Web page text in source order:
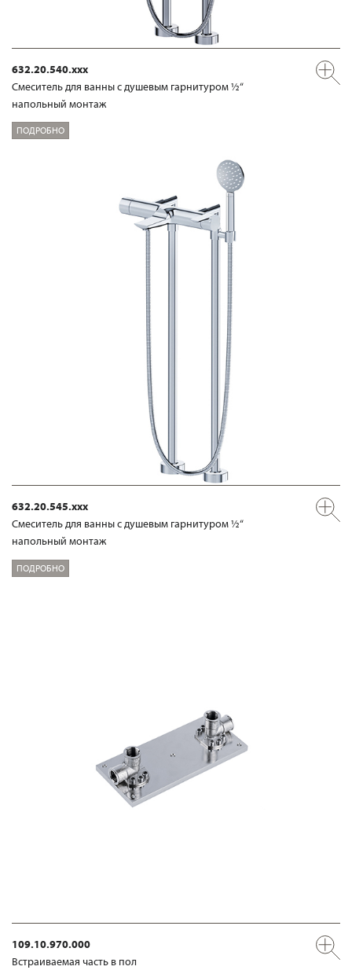
632.20.540.xxx
Смеситель для ванны с душевым гарнитуром ½“
напольный монтаж
ПОДРОБНО
632.20.545.xxx
Смеситель для ванны с душевым гарнитуром ½“
напольный монтаж
ПОДРОБНО
109.10.970.000
Встраиваемая часть в пол